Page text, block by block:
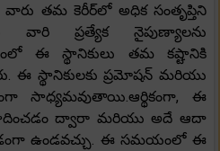
తమ కెరీర్‌లో అధిక సంతృప్తిని
వారి ప్రత్యేక నైపుణ్యాలను
ఈ స్థానికులు తమ కష్టానికి
ఈ స్థానికులకు ప్రమోషన్ మరియు
సాధ్యమవుతాయి.ఆర్థికంగా, ఈ
ద్వారా మరియు అదే ఆదా
ఉండవచ్చు. ఈ సమయంలో ఈ